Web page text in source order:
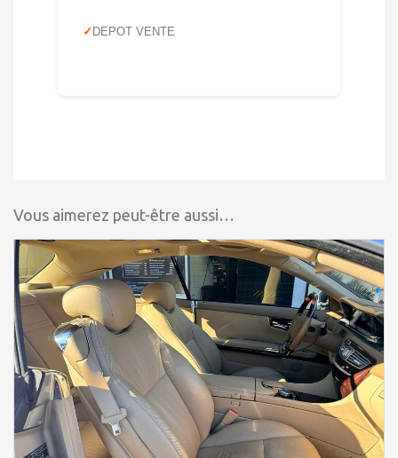
DEPOT VENTE
Vous aimerez peut-être aussi…